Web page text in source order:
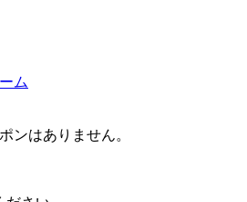
ム
ンはありません。